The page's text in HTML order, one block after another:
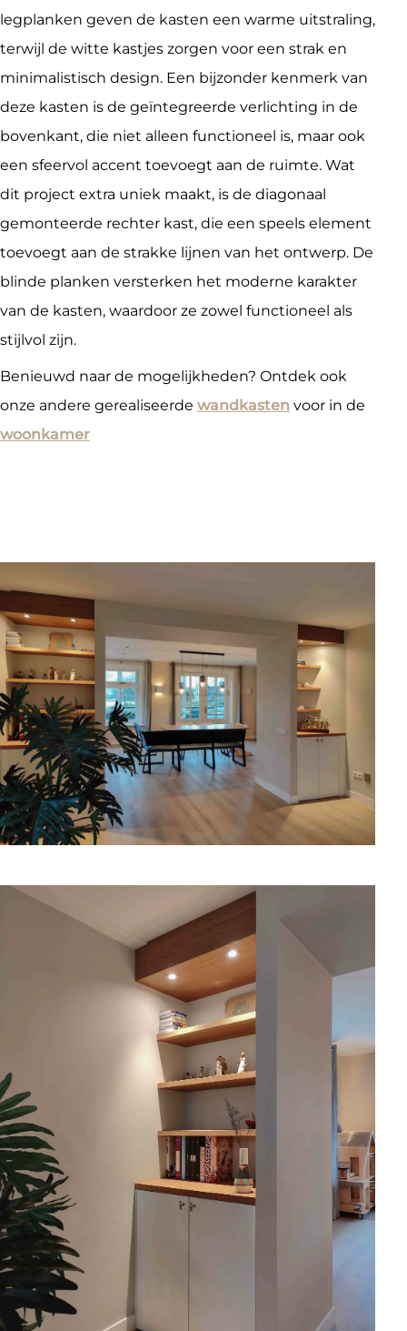
legplanken geven de kasten een warme uitstraling,
terwijl de witte kastjes zorgen voor een strak en
minimalistisch design. Een bijzonder kenmerk van
deze kasten is de geïntegreerde verlichting in de
bovenkant, die niet alleen functioneel is, maar ook
een sfeervol accent toevoegt aan de ruimte. Wat
dit project extra uniek maakt, is de diagonaal
gemonteerde rechter kast, die een speels element
toevoegt aan de strakke lijnen van het ontwerp. De
blinde planken versterken het moderne karakter
van de kasten, waardoor ze zowel functioneel als
stijlvol zijn.
Benieuwd naar de mogelijkheden? Ontdek ook
onze andere gerealiseerde wandkasten voor in de
woonkamer